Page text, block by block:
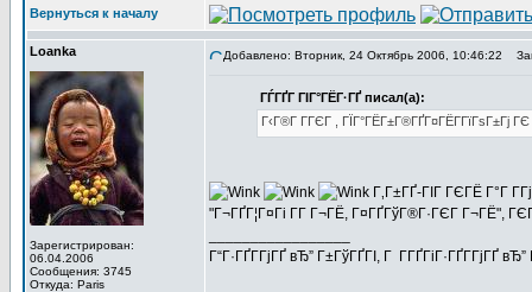
Вернуться к началу
Loanka
Зарегистрирован:
06.04.2006
Сообщения: 3745
Откуда: Paris
Добавлено: Вторник, 24 Октябрь 2006, 10:46:22
ГЃГҐГ ГІГ°ГЁГ·ГҐ писал(а):
Г‹Г®Г Г­ГЄГ , ГЇГ°ГЁГ±Г®ГҐГ¤ГЁГ­ГїГѕГ±Гј
Г‚Г±ГҐ-ГІГ ГЄГЁ Г°Г
"Г¬ГҐГ¦Г¤Гі Г­Г Г¬ГЁ, Г¤ГҐГўГ®Г·ГЄГ Г¬ГЁ",
Г“Г·ГҐГ­ГјГҐ вЂ” Г±ГўГҐГІ, Г Г­ГҐГіГ·ГҐГ­ГјГҐ